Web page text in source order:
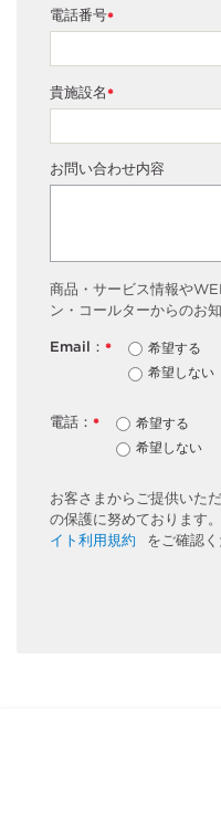
*
電話番号
*
貴施設名
お問い合わせ内容
商品・サービス情報や
ン・コールターからのお
*
Email：
希望する
希望しない
*
電話：
希望する
希望しない
お客さまからご提供いた
の保護に努めております
イト利用規約
をご確認く